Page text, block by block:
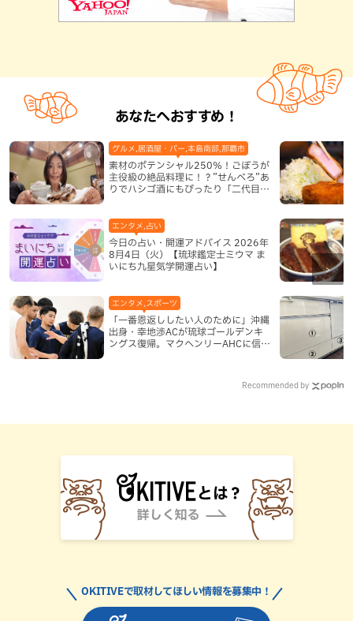
あなたへおすすめ！
素材のポテンシャル250％！ごぼうが
主役級の絶品料理に！？”せんべろ”あ
りでハシゴ酒にもぴったり「二代目ふ
グルメ,居酒屋・バー,本島南部,那覇市
今日の占い・開運アドバイス 2026年
8月4日（火）【琉球鑑定士ミウマ ま
いにち九星気学開運占い】
エンタメ,占い
「一番恩返ししたい人のために」沖縄
出身・幸地渉ACが琉球ゴールデンキ
ングス復帰。マクヘンリーAHCに信頼
エンタメ,スポーツ
Recommended by
OKITIVEで取材してほしい情報を募集中！